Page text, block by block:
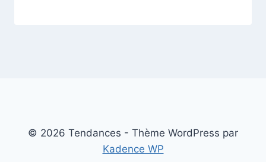
© 2026 Tendances - Thème WordPress par
Kadence WP